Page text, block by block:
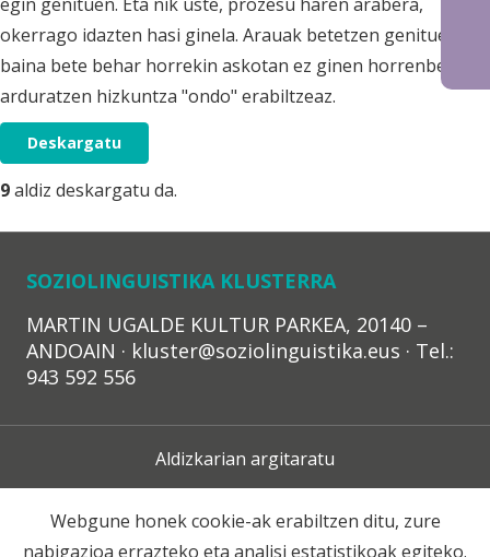
okerrago idazten hasi ginela. Arauak betetzen genituen
baina bete behar horrekin askotan ez ginen horrenbeste
arduratzen hizkuntza "ondo" erabiltzeaz.
Deskargatu
9aldiz deskargatu da.
SOZIOLINGUISTIKA KLUSTERRA
MARTIN UGALDE KULTUR PARKEA, 20140 –
ANDOAIN · kluster@soziolinguistika.eus · Tel.:
943 592 556
Aldizkarian argitaratu
Lege Oharra
Webgune honek cookie-ak erabiltzen ditu, zure
nabigazioa errazteko eta analisi estatistikoak egiteko.